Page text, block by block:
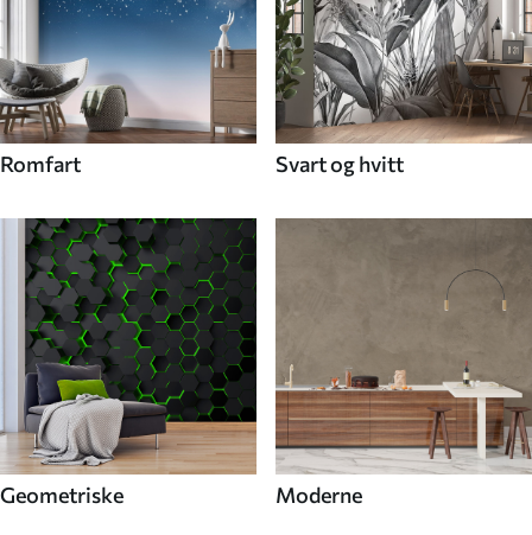
Romfart Svart og hvitt
Geometriske Moderne